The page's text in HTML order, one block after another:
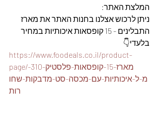
המלצת האתר:
ניתן לרכוש אצלנו בחנות האתר את מארז
התבלינים - 15 קופסאות איכותיות במחיר
בלעדי👇
https://www.foodeals.co.il/product-
page/מארז-15-קופסאות-פלסטיק-310-
מ-ל-איכותיות-עם-מכסה-סט-מדבקות-שחו
רות